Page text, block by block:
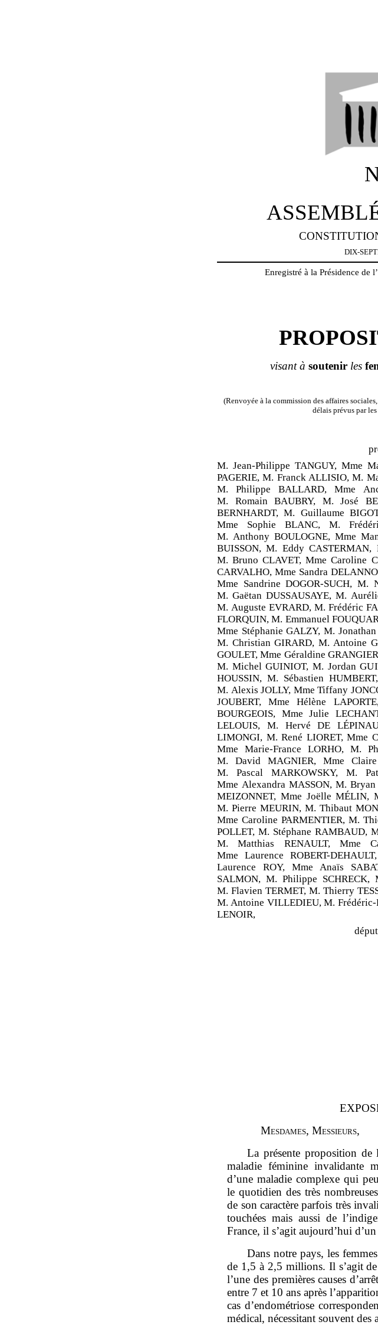
DIX-
Enregistré à la Présidence de
visant à soutenir les
(Renvoyée à la commission des affaires
délais prévus par
M. Jean-Philippe TANGUY, Mme
PAGERIE, M. Franck ALLISIO, M.
M. Philippe BALLARD, Mme
M. Romain BAUBRY, M. José
BERNHARDT, M. Guillaume
Mme Sophie BLANC, M.
M. Anthony BOULOGNE, Mme
BUISSON, M. Eddy
M. Bruno CLAVET, Mme Caroline
CARVALHO, Mme Sandra
Mme Sandrine DOGOR-SUCH, M.
M. Gaëtan DUSSAUSAYE, M.
M. Auguste EVRARD, M. Frédéric
FLORQUIN, M. Emmanuel
Mme Stéphanie GALZY, M.
M. Christian GIRARD, M. Antoine
GOULET, Mme Géraldine
M. Michel GUINIOT, M. Jordan
HOUSSIN, M. Sébastien
M. Alexis JOLLY, Mme Tiffany
JOUBERT, Mme Hélène
BOURGEOIS, Mme Julie
LELOUIS, M. Hervé DE
LIMONGI, M. René LIORET, Mme
Mme Marie-France LORHO, M.
M. David MAGNIER, Mme
M. Pascal MARKOWSKY, M.
Mme Alexandra MASSON, M.
MEIZONNET, Mme Joëlle MÉLIN,
M. Pierre MEURIN, M. Thibaut
Mme Caroline PARMENTIER, M.
POLLET, M. Stéphane RAMBAUD,
M. Matthias RENAULT, Mme
Mme Laurence ROBERT-
Laurence ROY, Mme Anaïs
SALMON, M. Philippe
M. Flavien TERMET, M. Thierry
M. Antoine VILLEDIEU, M. Frédéric-
LENOIR,
Mesdames, Messieurs,
La présente proposition
maladie féminine invalidante
d’une maladie complexe qui
le quotidien des très
de son caractère parfois très
touchées mais aussi de
France, il s’agit aujourd’hui
Dans notre pays, les
de 1,5 à 2,5 millions. Il s’agit
l’une des premières causes
entre 7 et 10 ans après
cas d’endométriose
médical, nécessitant souvent des